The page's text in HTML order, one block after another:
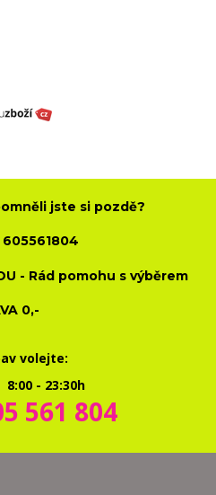
jste si pozdě?
605561804
- Rád pomohu s výběrem
0,-
volejte:
- 23:30h
561 804